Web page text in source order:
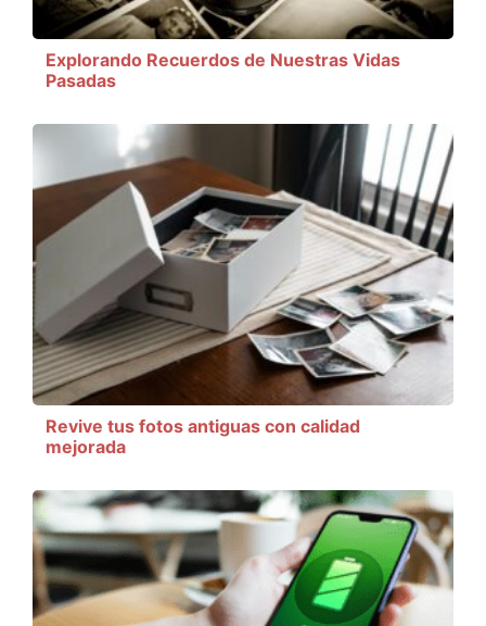
Explorando Recuerdos de Nuestras Vidas
Pasadas
Revive tus fotos antiguas con calidad
mejorada